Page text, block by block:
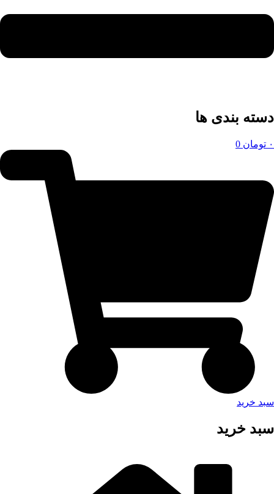
دسته بندی ها
۰ تومان 0
سبد خرید
سبد خرید